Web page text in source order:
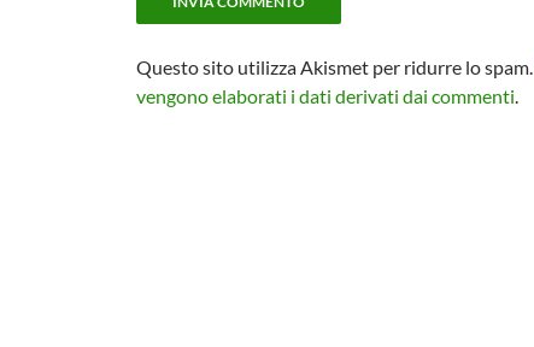
Questo sito utilizza Akismet per ridurre lo spam.
vengono elaborati i dati derivati dai commenti.